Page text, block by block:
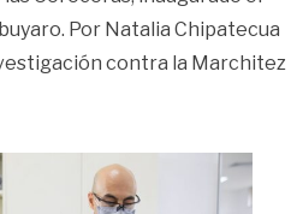
Por Natalia Chipatecua
contra la Marchitez